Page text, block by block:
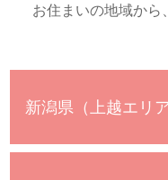
お住まいの地域から
新潟県（上越エリア